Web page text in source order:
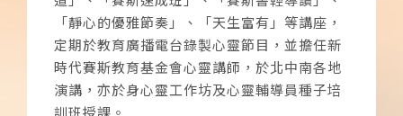
「靜心的優雅節奏」、「天生富有」等講座，
定期於教育廣播電台錄製心靈節目，並擔任新
時代賽斯教育基金會心靈講師，於北中南各地
演講，亦於身心靈工作坊及心靈輔導員種子培